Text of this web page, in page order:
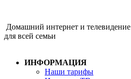
Домашний интернет и телевидение
для всей семьи
ИНФОРМАЦИЯ
Наши тарифы